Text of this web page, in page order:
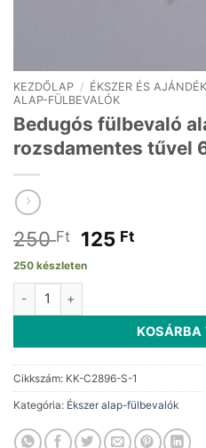
KEZDŐLAP / ÉKSZER ÉS
ALAP-FÜLBEVALÓK
Bedugós fülbevaló
rozsdamentes tűvel
250Ft
Original
price
was:
125 FtCurrent
250 készleten
Bedugós fülbevaló alap ezüst
KOSÁRBA
Cikkszám: KK-C2896-S-1
Kategória: Ékszer alap-fülbevalók